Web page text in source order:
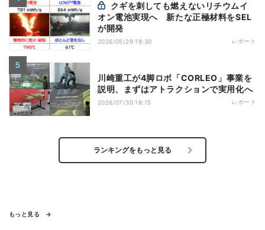
オン電池実現へ 新たな正極材料をSEL
が開発
2026/05/29 18:30 レポート
川崎重工が4脚ロボ「CORLEO」事業を
説明、まずはアトラクションで実用化へ
2026/07/30 18:15 レポート
ランキングをもっと見る
もっと見る